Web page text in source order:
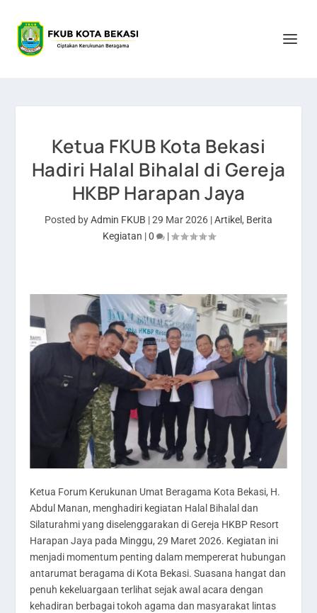
Ketua FKUB Kota Bekasi
Hadiri Halal Bihalal di Gereja
HKBP Harapan Jaya
Posted byAdmin FKUB |29 Mar 2026 |Artikel , Berita
Kegiatan |0 |
Ketua Forum Kerukunan Umat Beragama Kota Bekasi, H.
Abdul Manan, menghadiri kegiatan Halal Bihalal dan
Silaturahmi yang diselenggarakan di Gereja HKBP Resort
Harapan Jaya pada Minggu, 29 Maret 2026. Kegiatan ini
menjadi momentum penting dalam mempererat hubungan
antarumat beragama di Kota Bekasi. Suasana hangat dan
penuh kekeluargaan terlihat sejak awal acara dengan
kehadiran berbagai tokoh agama dan masyarakat lintas